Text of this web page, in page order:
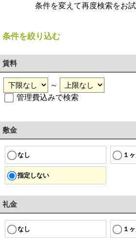
条件を変えて再度検索をお試
条件を絞り込む
賃料
～
管理費込みで検索
敷金
なし １
指定しない
礼金
なし １